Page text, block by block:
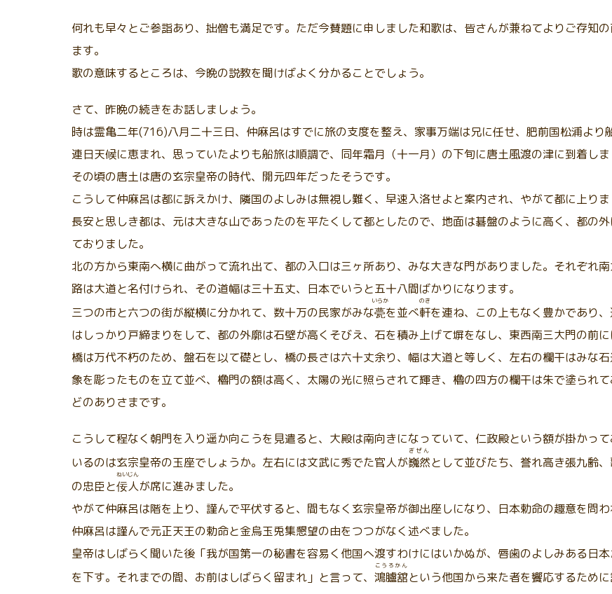
何れも早々とご参詣あり、拙僧も満足です。ただ今賛題に申しました和歌は、皆さんが兼ねてよりご存知
ます。
歌の意味するところは、今晩の説教を聞けばよく分かることでしょう。
さて、昨晩の続きをお話しましょう。
時は霊亀二年(716)八月二十三日、仲麻呂はすでに旅の支度を整え、家事万端は兄に任せ、肥前国松浦より
連日天候に恵まれ、思っていたよりも船旅は順調で、同年霜月（十一月）の下旬に唐土風渡の津に到着しま
その頃の唐土は唐の玄宗皇帝の時代、開元四年だったそうです。
こうして仲麻呂は都に訴えかけ、隣国のよしみは無視し難く、早速入洛せよと案内され、やがて都に上りま
長安と思しき都は、元は大きな山であったのを平たくして都としたので、地面は碁盤のように高く、都の
ておりました。
北の方から東南へ横に曲がって流れ出て、都の入口は三ヶ所あり、みな大きな門がありました。それぞれ
路は大道と名付けられ、その道幅は三十五丈、日本でいうと五十八間ばかりになります。
三つの市と六つの街が縦横に分かれて、数十万の民家がみな甍
いらか
を並べ軒
のき
を連ね、この上もなく豊かであり
はしっかり戸締まりをして、都の外廓は石壁が高くそびえ、石を積み上げて塀をなし、東西南三大門の前に
橋は万代不朽のため、盤石を以て礎とし、橋の長さは六十丈余り、幅は大道と等しく、左右の欄干はみな
象を彫ったものを立て並べ、櫓門の額は高く、太陽の光に照らされて輝き、櫓の四方の欄干は朱で塗られ
どのありさまです。
こうして程なく朝門を入り遥か向こうを見遣ると、大殿は南向きになっていて、仁政殿という額が掛かっ
いるのは玄宗皇帝の玉座でしょうか。左右には文武に秀でた官人が巍然
ぎぜん
として並びたち、誉れ高き張九齢
の忠臣と佞人
ねいじん
が席に進みました。
やがて仲麻呂は階を上り、謹んで平伏すると、間もなく玄宗皇帝が御出座しになり、日本勅命の趣意を問わ
仲麻呂は謹んで元正天王の勅命と金烏玉兎集懇望の由をつつがなく述べました。
皇帝はしばらく聞いた後「我が国第一の秘書を容易く他国へ渡すわけにはいかぬが、唇歯のよしみある日
を下す。それまでの間、お前はしばらく留まれ」と言って、 鴻臚舘
こうろかん
という他国から来た者を饗応するため